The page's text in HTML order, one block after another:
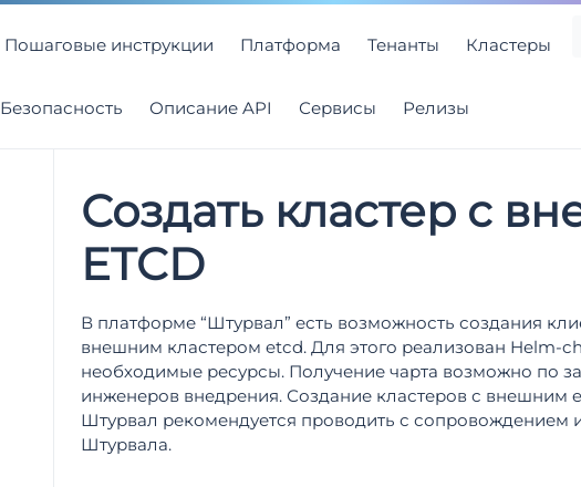
Пошаговые инструкции Платформа Тенанты Кластеры
Безопасность Описание API Сервисы Релизы
Создать кластер с
ETCD
В платформе “Штурвал” есть возможность создания
внешним кластером etcd. Для этого реализован Helm-
необходимые ресурсы. Получение чарта возможно по
инженеров внедрения. Создание кластеров с внешним
Штурвал рекомендуется проводить с сопровождением
Штурвала.